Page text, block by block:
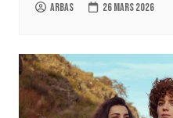
Arbas 26 mars 2026